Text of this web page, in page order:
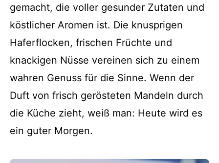
gemacht, die voller gesunder Zutaten und
köstlicher Aromen ist. Die knusprigen
Haferflocken, frischen Früchte und
knackigen Nüsse vereinen sich zu einem
wahren Genuss für die Sinne. Wenn der
Duft von frisch gerösteten Mandeln durch
die Küche zieht, weiß man: Heute wird es
ein guter Morgen.